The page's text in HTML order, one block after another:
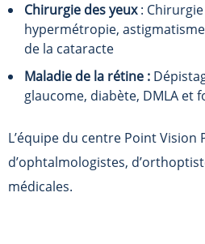
Chirurgie des yeux: Chirurgie
hypermétropie,
de la cataracte
Maladie de la rétine :
glaucome, diabète, DMLA et
L’équipe du centre Point Vision
d’ophtalmologistes,
médicales.